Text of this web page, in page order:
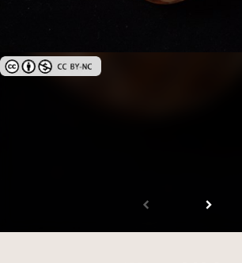
創用CC姓名標示-非商業性 3.0 台灣及其